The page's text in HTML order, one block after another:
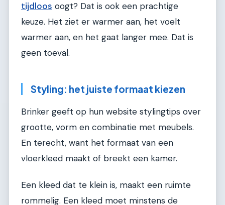
tijdloos oogt? Dat is ook een prachtige
keuze. Het ziet er warmer aan, het voelt
warmer aan, en het gaat langer mee. Dat is
geen toeval.
Styling: het juiste formaat kiezen
Brinker geeft op hun website stylingtips over
grootte, vorm en combinatie met meubels.
En terecht, want het formaat van een
vloerkleed maakt of breekt een kamer.
Een kleed dat te klein is, maakt een ruimte
rommelig. Een kleed moet minstens de